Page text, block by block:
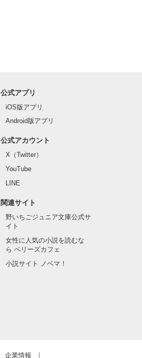
公式アプリ
iOS版アプリ
Android版アプリ
公式アカウント
X（Twitter）
YouTube
LINE
関連サイト
野いちごジュニア文庫公式サ
イト
女性に人気の小説を読むな
ら ベリーズカフェ
小説サイト ノベマ！
企業情報